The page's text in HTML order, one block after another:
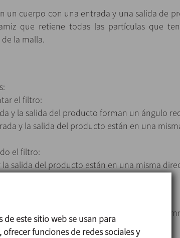
un cuerpo con una entrada y una salida de
que retiene todas las partículas que
la malla.
el filtro:
y la salida del producto forman un ángulo
y la salida del producto están en una
el filtro:
salida del producto están en una misma
mm a Ø 5 mm) o taladro longitudinal (10 x 1
de este sitio web se usan para
funciones de redes sociales y